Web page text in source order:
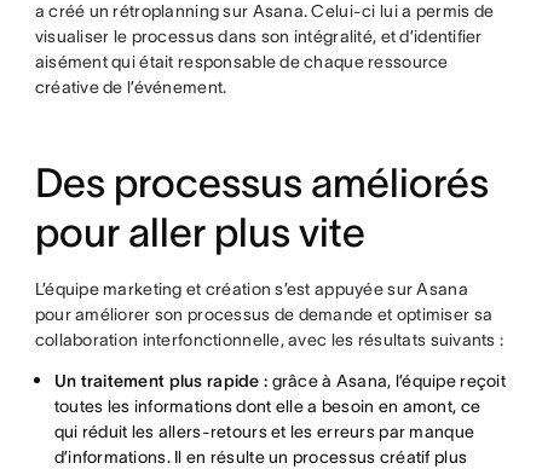
a créé un rétroplanning sur Asana. Celui-ci lui a permis de
visualiser le processus dans son intégralité, et d’identifier
aisément qui était responsable de chaque ressource
créative de l’événement.
Des processus améliorés
pour aller plus vite
L’équipe marketing et création s’est appuyée sur Asana
pour améliorer son processus de demande et optimiser sa
collaboration interfonctionnelle, avec les résultats suivants :
Un traitement plus rapide : grâce à Asana, l’équipe reçoit
toutes les informations dont elle a besoin en amont, ce
qui réduit les allers-retours et les erreurs par manque
d’informations. Il en résulte un processus créatif plus